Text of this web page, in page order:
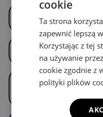
Co oznacza „5D" w
Jak wysokie są ranty
Dla kogo OMEVO 5D
cookie
Ta strona
zapewnić lepszą
Korzystając z tej
na używanie
cookie zgodnie z
polityki plików